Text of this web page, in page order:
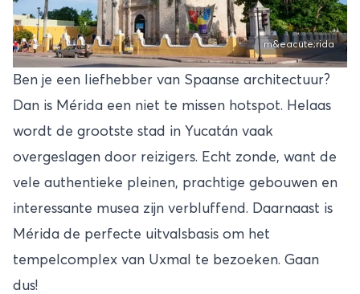
m&eacute;rida
Ben je een liefhebber van Spaanse architectuur?
Dan is Mérida een niet te missen hotspot. Helaas
wordt de grootste stad in Yucatán vaak
overgeslagen door reizigers. Echt zonde, want de
vele authentieke pleinen, prachtige gebouwen en
interessante musea zijn verbluffend. Daarnaast is
Mérida de perfecte uitvalsbasis om het
tempelcomplex van Uxmal te bezoeken. Gaan
dus!